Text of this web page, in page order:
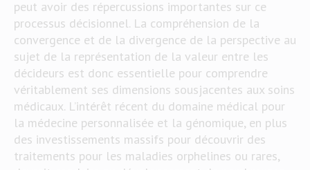
peut avoir des répercussions importantes sur ce
processus décisionnel. La compréhension de la
convergence et de la divergence de la perspective au
sujet de la représentation de la valeur entre les
décideurs est donc essentielle pour comprendre
véritablement ses dimensions sousjacentes aux soins
médicaux. L’intérêt récent du domaine médical pour
la médecine personnalisée et la génomique, en plus
des investissements massifs pour découvrir des
traitements pour les maladies orphelines ou rares,